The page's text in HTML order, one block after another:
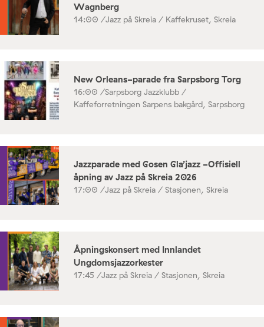
Wagnberg
14:00 /Jazz på Skreia / Kaffekruset, Skreia
New Orleans-parade fra Sarpsborg Torg
16:00 /Sarpsborg Jazzklubb /
Kaffeforretningen Sarpens bakgård, Sarpsborg
Jazzparade med Gosen Gla’jazz -Offisiell
åpning av Jazz på Skreia 2026
17:00 /Jazz på Skreia / Stasjonen, Skreia
Åpningskonsert med Innlandet
Ungdomsjazzorkester
17:45 /Jazz på Skreia / Stasjonen, Skreia